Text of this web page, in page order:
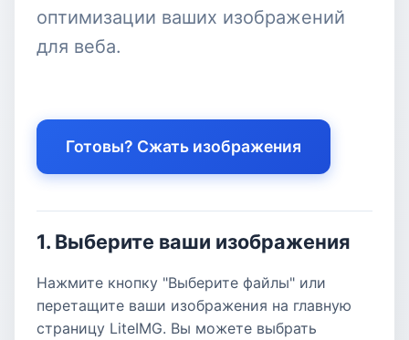
оптимизации ваших изображений
для веба.
Готовы? Сжать изображения
1. Выберите ваши изображения
Нажмите кнопку "Выберите файлы" или
перетащите ваши изображения на главную
страницу LiteIMG. Вы можете выбрать